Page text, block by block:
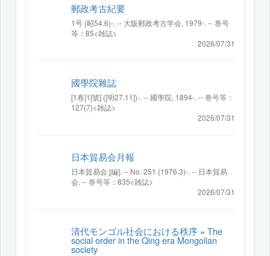
郵政考古紀要
1号 (昭54.6)-. -- 大阪郵政考古学会, 1979-. -- 巻号
等：85<雑誌>
2026/07/31
國學院雜誌
[1卷]1[號] ([明27.11])-. -- 國學院, 1894-. -- 巻号等：
127(7)<雑誌>
2026/07/31
日本貿易会月報
日本貿易会 [編]. -- No. 251 (1976.3)-. -- 日本貿易
会. -- 巻号等：835<雑誌>
2026/07/31
清代モンゴル社会における秩序 = The
social order in the Qing era Mongolian
society